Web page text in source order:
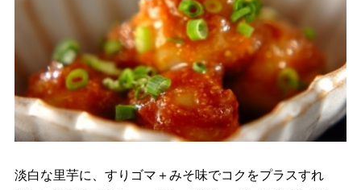
淡白な里芋に、すりゴマ＋みそ味でコクをプラスすれ